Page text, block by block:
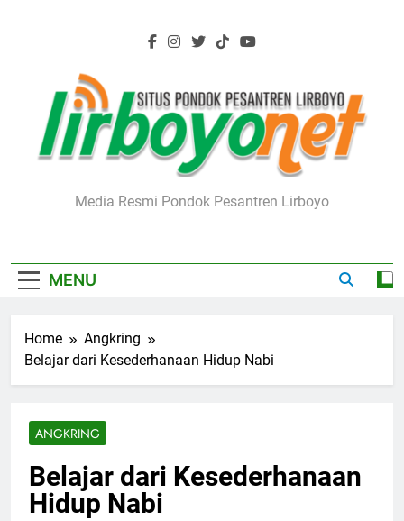
Lirboyo.net
Media Resmi Pondok Pesantren Lirboyo
MENU
Home
Angkring
Belajar dari Kesederhanaan Hidup Nabi
ANGKRING
Belajar dari Kesederhanaan
Hidup Nabi